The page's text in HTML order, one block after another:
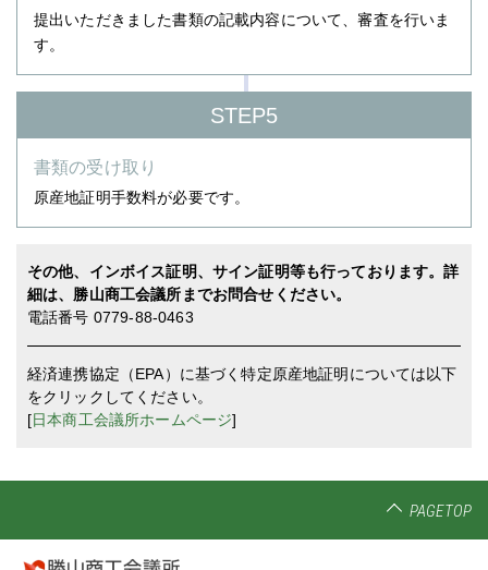
提出いただきました書類の記載内容について、審査を行いま
す。
STEP5
書類の受け取り
原産地証明手数料が必要です。
その他、インボイス証明、サイン証明等も行っております。詳
細は、勝山商工会議所までお問合せください。
電話番号 0779-88-0463
経済連携協定（EPA）に基づく特定原産地証明については以下
をクリックしてください。
[日本商工会議所ホームページ]
PAGETOP